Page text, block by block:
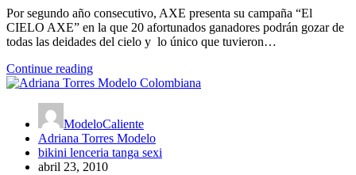
Por segundo año consecutivo, AXE presenta su campaña “El
CIELO AXE” en la que 20 afortunados ganadores podrán gozar de
todas las deidades del cielo y lo único que tuvieron…
Continue reading
ModeloCaliente
Adriana Torres Modelo
bikini lenceria tanga sexi
abril 23, 2010